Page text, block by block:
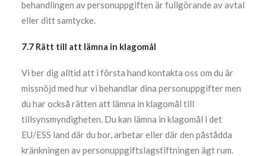
behandlingen av personuppgiften är fullgörande av avtal
eller ditt samtycke.
7.7 Rätt till att lämna in klagomål
Vi ber dig alltid att i första hand kontakta oss om du är
missnöjd med hur vi behandlar dina personuppgifter men
du har också rätten att lämna in klagomål till
tillsynsmyndigheten. Du kan lämna in klagomål i det
EU/ESS land där du bor, arbetar eller där den påstådda
kränkningen av personuppgiftslagstiftningen ägt rum.